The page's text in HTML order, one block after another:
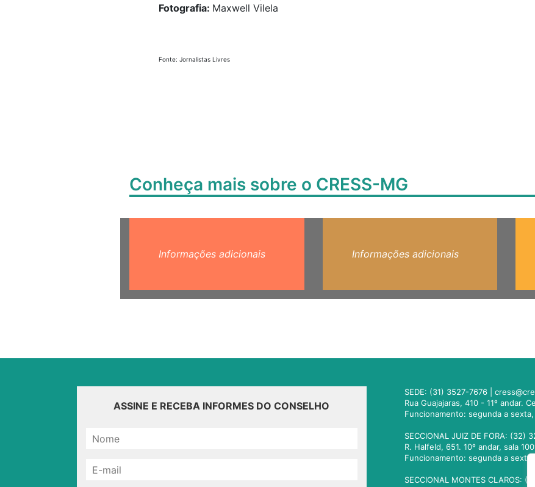
Fotografia: Maxwell Vilela
Fonte: Jornalistas Livres
Conheça mais sobre o CRESS-MG
Informações adicionais Informações adicionais
ASSINE E RECEBA INFORMES DO CONSELHO
SEDE: (31) 3527-7676 |
Rua Guajajaras, 410 - 11º andar.
Funcionamento: segunda a sexta,
SECCIONAL JUIZ DE FORA: (32)
R. Halfeld, 651. 10º andar, sala
Funcionamento: segunda a sexta,
SECCIONAL MONTES CLAROS: